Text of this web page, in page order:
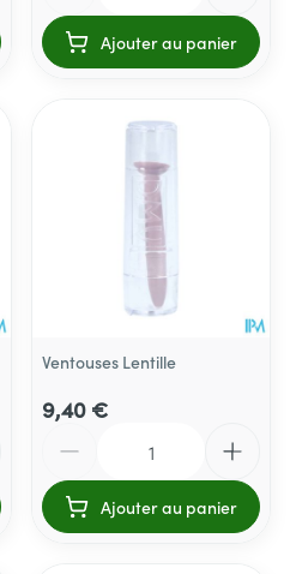
Ajouter au panier
Ventouses Lentille
9,40 €
Ajouter au panier